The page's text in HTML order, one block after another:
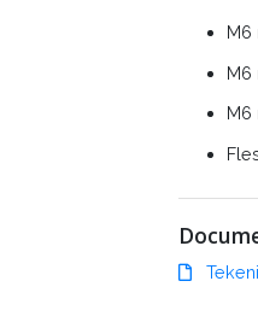
M6
M6
M6